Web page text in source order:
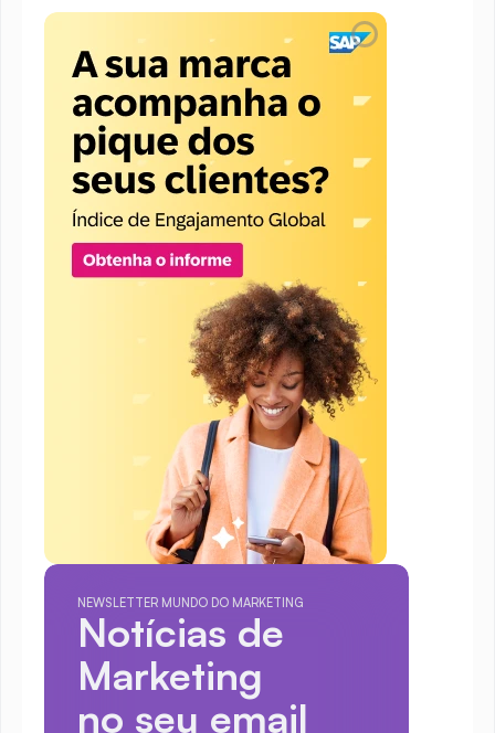
NEWSLETTER MUNDO DO MARKETING
Notícias de
Marketing
no seu email